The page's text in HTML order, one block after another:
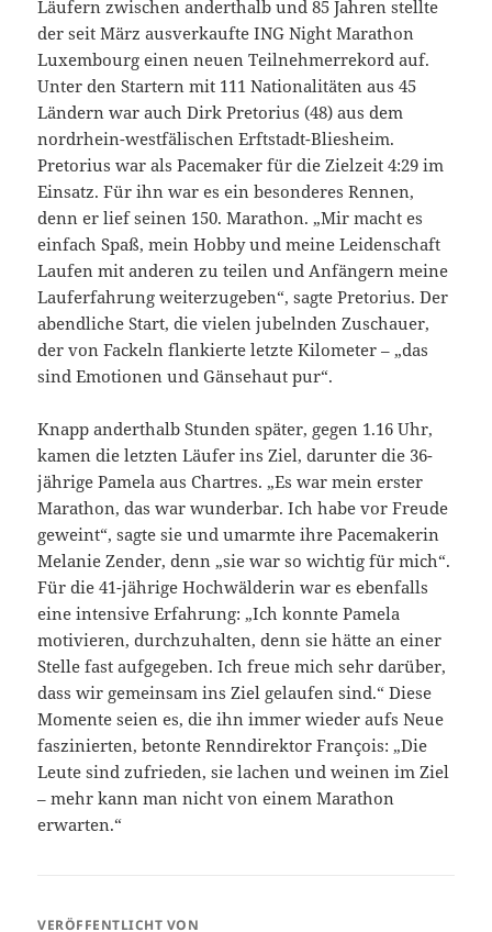
Läufern zwischen anderthalb und 85 Jahren stellte
der seit März ausverkaufte ING Night Marathon
Luxembourg einen neuen Teilnehmerrekord auf.
Unter den Startern mit 111 Nationalitäten aus 45
Ländern war auch Dirk Pretorius (48) aus dem
nordrhein-westfälischen Erftstadt-Bliesheim.
Pretorius war als Pacemaker für die Zielzeit 4:29 im
Einsatz. Für ihn war es ein besonderes Rennen,
denn er lief seinen 150. Marathon. „Mir macht es
einfach Spaß, mein Hobby und meine Leidenschaft
Laufen mit anderen zu teilen und Anfängern meine
Lauferfahrung weiterzugeben“, sagte Pretorius. Der
abendliche Start, die vielen jubelnden Zuschauer,
der von Fackeln flankierte letzte Kilometer – „das
sind Emotionen und Gänsehaut pur“.
Knapp anderthalb Stunden später, gegen 1.16 Uhr,
kamen die letzten Läufer ins Ziel, darunter die 36-
jährige Pamela aus Chartres. „Es war mein erster
Marathon, das war wunderbar. Ich habe vor Freude
geweint“, sagte sie und umarmte ihre Pacemakerin
Melanie Zender, denn „sie war so wichtig für mich“.
Für die 41-jährige Hochwälderin war es ebenfalls
eine intensive Erfahrung: „Ich konnte Pamela
motivieren, durchzuhalten, denn sie hätte an einer
Stelle fast aufgegeben. Ich freue mich sehr darüber,
dass wir gemeinsam ins Ziel gelaufen sind.“ Diese
Momente seien es, die ihn immer wieder aufs Neue
faszinierten, betonte Renndirektor François: „Die
Leute sind zufrieden, sie lachen und weinen im Ziel
– mehr kann man nicht von einem Marathon
erwarten.“
VERÖFFENTLICHT VON